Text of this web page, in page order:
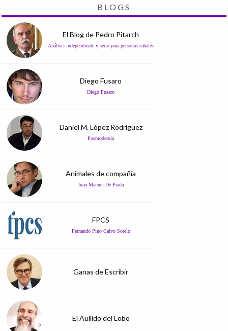
BLOGS
El Blog de Pedro Pitarch
Análisis independiente y serio para personas cabales
Diego Fusaro
Diego Fusaro
Daniel M. López Rodríguez
Posmodernia
Animales de compañía
Juan Manuel De Prada
FPCS
Fernando Pino Calvo Sotelo
Ganas de Escribir
El Aullido del Lobo